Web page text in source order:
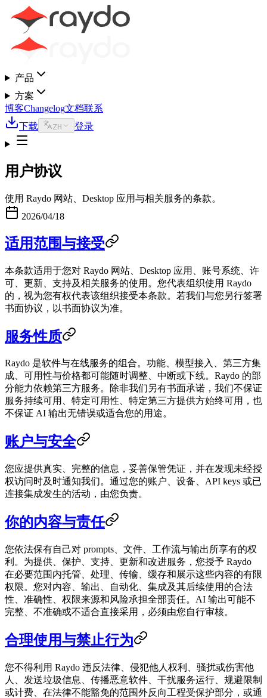
产品
方案
博客Changelog文档联系
下载
ZH 登录
用户协议
使用 Raydo 网站、Desktop 应用与相关服务的条款。
2026/04/18
适用范围与接受
本条款适用于您对 Raydo 网站、Desktop 应用、账号系统、许
可、更新、支持及相关服务的使用。您代表组织使用 Raydo
的，视为您有权代表该组织接受本条款。若我们与您另行签署
书面协议，以书面协议为准。
服务性质
Raydo 是软件与在线服务的组合。功能、模型接入、第三方集
成、可用性与价格都可能随时调整、中断或下线。Raydo 的部
分能力依赖第三方服务。除非我们另有书面承诺，我们不保证
服务持续可用、特定可用性、特定第三方提供方始终可用，也
不保证 AI 输出无错误或适合您的用途。
账户与安全
您应提供真实、完整的信息，妥善保管凭证，并在发现未经授
权访问时及时通知我们。通过您的账户、设备、API keys 或已
连接集成发生的活动，由您负责。
你的内容与责任
您依法保有自己对 prompts、文件、工作流与输出所享有的权
利。为提供、保护、支持、更新和改进服务，您授予 Raydo
在必要范围内托管、处理、传输、缓存和展示这些内容的有限
权限。您对内容、输出、自动化、集成及其后续使用的合法
性、准确性、权限来源和风险承担全部责任。AI 输出可能不
完整、不准确或不适合直接采用，必须由您自行审核。
合理使用与禁止行为
您不得利用 Raydo 违反法律、侵犯他人权利、骚扰或伤害他
人、发送垃圾信息、传播恶意软件、干扰服务运行、规避限制
或计费、在法律不能豁免的范围外反向工程受保护部分，或通